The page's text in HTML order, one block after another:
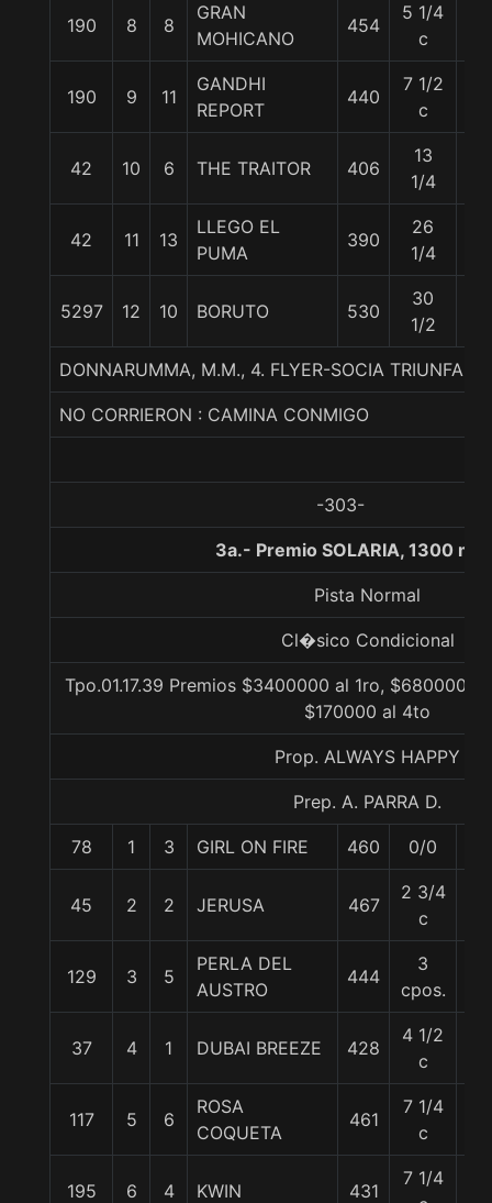
190 8 8
GRAN
MOHICANO
454
5 1/4
c
190 9 11
GANDHI
REPORT
440
7 1/2
c
42 10 6 THE TRAITOR 406
13
1/4
42 11 13
LLEGO EL
PUMA
390
26
1/4
5297 12 10 BORUTO 530
30
1/2
DONNARUMMA, M.M., 4. FLYER-SOCIA TRIUNFAL-
NO CORRIERON : CAMINA CONMIGO
-303-
3a.- Premio SOLARIA, 1300
Pista Normal
Cl�sico Condicional
Tpo.01.17.39 Premios $3400000 al 1ro, $680000
$170000 al 4to
Prop. ALWAYS HAPPY
Prep. A. PARRA D.
78 1 3 GIRL ON FIRE 460 0/0
45 2 2 JERUSA 467
2 3/4
c
129 3 5
PERLA DEL
AUSTRO
444
3
cpos.
37 4 1 DUBAI BREEZE 428
4 1/2
c
117 5 6
ROSA
COQUETA
461
7 1/4
c
195 6 4 KWIN 431
7 1/4